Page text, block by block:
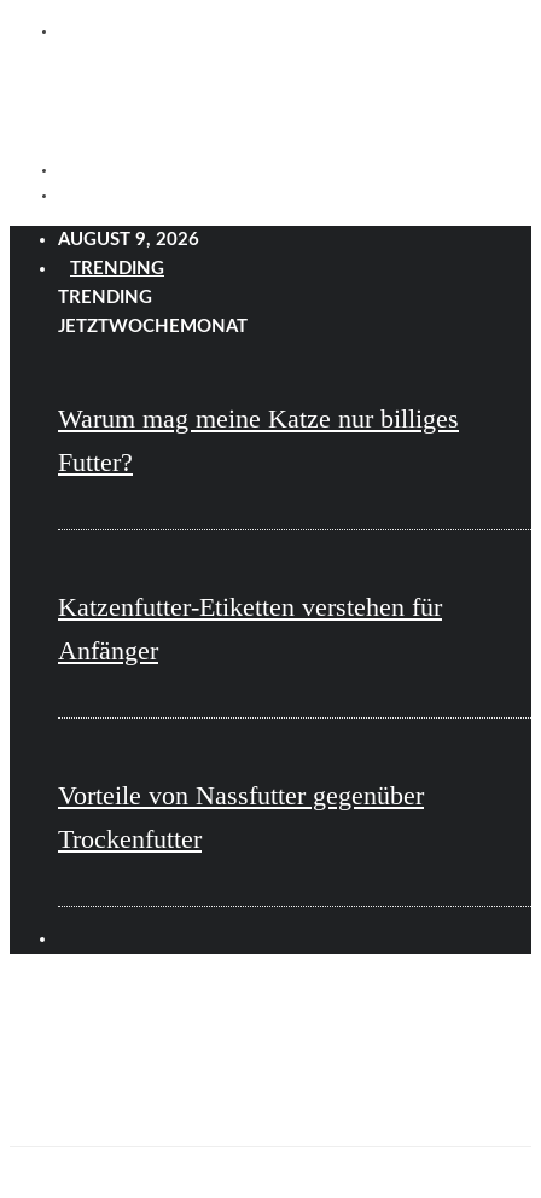
AUGUST 9, 2026
TRENDING
TRENDING
JETZTWOCHE MONAT
Warum mag meine Katze nur billiges
Futter?
Katzenfutter-Etiketten verstehen für
Anfänger
Vorteile von Nassfutter gegenüber
Trockenfutter